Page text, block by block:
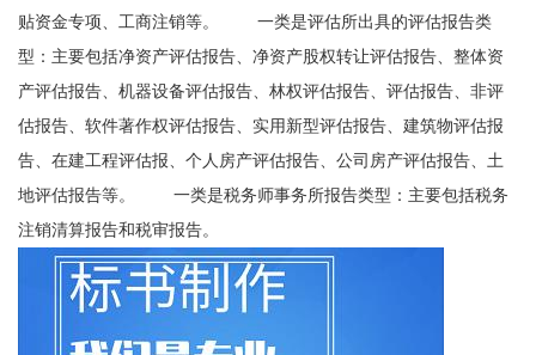
贴资金专项、工商注销等。 一类是评估所出具的评估报告类
型：主要包括净资产评估报告、净资产股权转让评估报告、整体资
产评估报告、机器设备评估报告、林权评估报告、评估报告、非评
估报告、软件著作权评估报告、实用新型评估报告、建筑物评估报
告、在建工程评估报、个人房产评估报告、公司房产评估报告、土
地评估报告等。 一类是税务师事务所报告类型：主要包括税务
注销清算报告和税审报告。